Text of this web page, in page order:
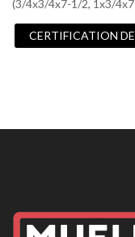
(3/4x3/4x7-1/2, 1x3/
CERTIFICATION